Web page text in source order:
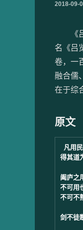
2018-09-
《吕
名《吕
卷，一
融合儒
在于综
原文
凡用
得其道
阖庐之
不可用
不可不
剑不徒